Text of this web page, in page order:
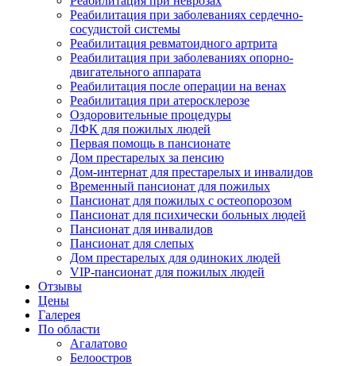
Реабилитация при заболеваниях сердечно-
сосудистой системы
Реабилитация ревматоидного артрита
Реабилитация при заболеваниях опорно-
двигательного аппарата
Реабилитация после операции на венах
Реабилитация при атеросклерозе
Оздоровительные процедуры
ЛФК для пожилых людей
Первая помощь в пансионате
Дом престарелых за пенсию
Дом-интернат для престарелых и инвалидов
Временный пансионат для пожилых
Пансионат для пожилых с остеопорозом
Пансионат для психически больных людей
Пансионат для инвалидов
Пансионат для слепых
Дом престарелых для одиноких людей
VIP-пансионат для пожилых людей
Отзывы
Цены
Галерея
По области
Агалатово
Белоостров